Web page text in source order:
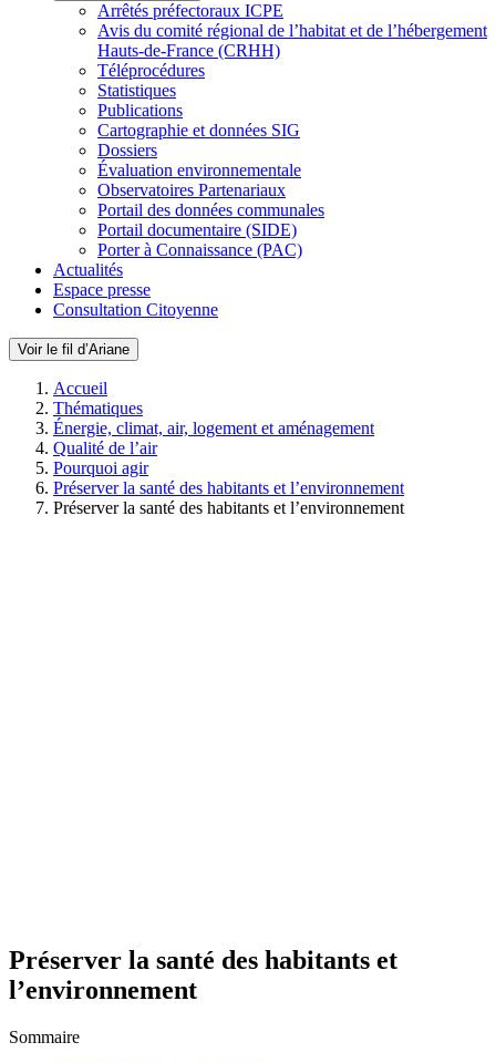
Arrêtés préfectoraux ICPE
Avis du comité régional de l’habitat et de l’hébergement
Hauts-de-France (CRHH)
Téléprocédures
Statistiques
Publications
Cartographie et données SIG
Dossiers
Évaluation environnementale
Observatoires Partenariaux
Portail des données communales
Portail documentaire (SIDE)
Porter à Connaissance (PAC)
Actualités
Espace presse
Consultation Citoyenne
Voir le fil d’Ariane
Accueil
Thématiques
Énergie, climat, air, logement et aménagement
Qualité de l’air
Pourquoi agir
Préserver la santé des habitants et l’environnement
Préserver la santé des habitants et l’environnement
Préserver la santé des habitants et
l’environnement
Sommaire